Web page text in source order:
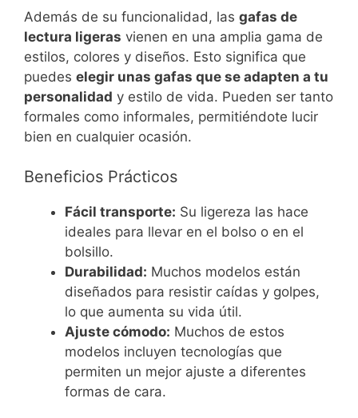
Además de su funcionalidad, las gafas de
lectura ligeras vienen en una amplia gama de
estilos, colores y diseños. Esto significa que
puedes elegir unas gafas que se adapten a tu
personalidad y estilo de vida. Pueden ser tanto
formales como informales, permitiéndote lucir
bien en cualquier ocasión.
Beneficios Prácticos
Fácil transporte: Su ligereza las hace
ideales para llevar en el bolso o en el
bolsillo.
Durabilidad: Muchos modelos están
diseñados para resistir caídas y golpes,
lo que aumenta su vida útil.
Ajuste cómodo: Muchos de estos
modelos incluyen tecnologías que
permiten un mejor ajuste a diferentes
formas de cara.